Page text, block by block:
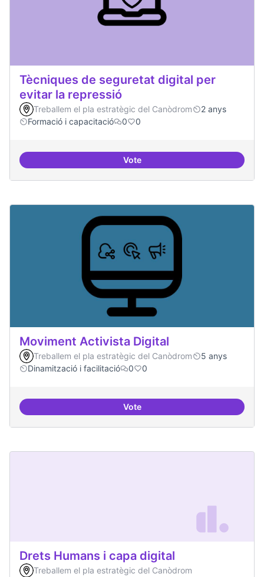
Tècniques de seguretat digital per
evitar la repressió
Treballem el pla estratègic del Canòdrom
2 anys
Formació i capacitació
0 0
VoteTècniques de seguretat digital
Moviment Activista Digital
Treballem el pla estratègic del Canòdrom
5 anys
Dinamització i facilitació
0 0
VoteMoviment Activista Digital
Drets Humans i capa digital
Treballem el pla estratègic del Canòdrom